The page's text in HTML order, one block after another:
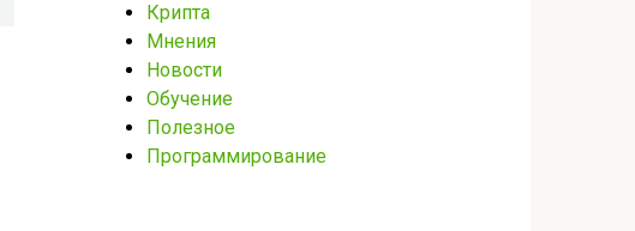
Крипта
Мнения
Новости
Обучение
Полезное
Программирование